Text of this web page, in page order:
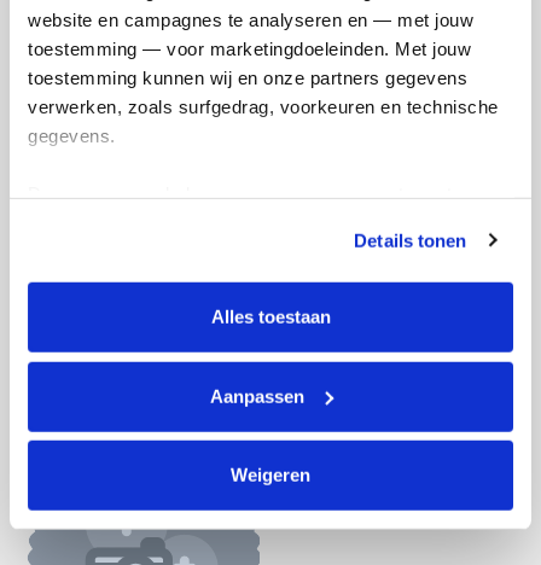
website en campagnes te analyseren en — met jouw
toestemming — voor marketingdoeleinden. Met jouw
toestemming kunnen wij en onze partners gegevens
verwerken, zoals surfgedrag, voorkeuren en technische
gegevens.
tonen. Je kunt je toestemming op elk moment wijzigen of
intrekken via Cookie instellingen onderaan de pagina. De
lijst met cookies is te vinden in het tabblad “details”.
Details tonen
Alles toestaan
Aanpassen
Weigeren
Doneer nu
Doneer Word lid van mijn team
Badges